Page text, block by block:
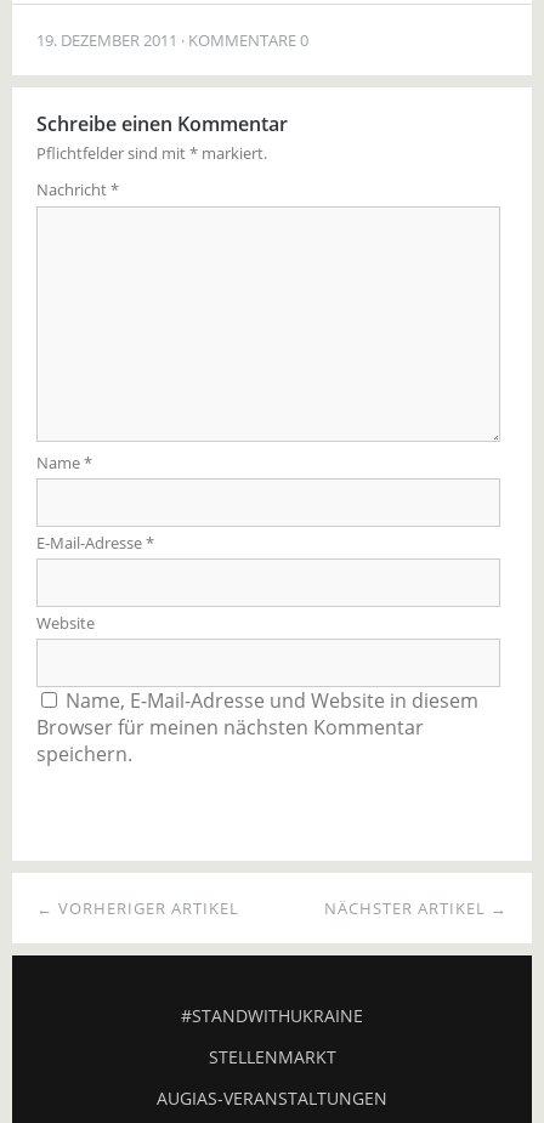
19. DEZEMBER 2011 KOMMENTARE 0
Schreibe einen Kommentar
Pflichtfelder sind mit* markiert.
Nachricht*
Name*
E-Mail-Adresse*
Website
Name, E-Mail-Adresse und Website in diesem
Browser für meinen nächsten Kommentar
speichern.
NÄCHSTER ARTIKEL →
← VORHERIGER ARTIKEL
#STANDWITHUKRAINE
STELLENMARKT
AUGIAS-VERANSTALTUNGEN